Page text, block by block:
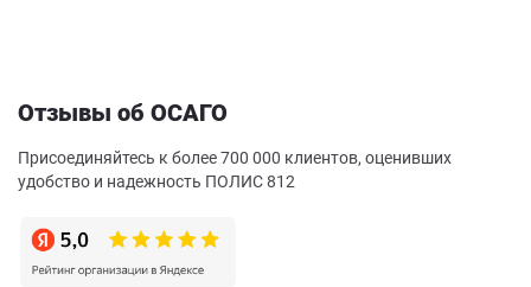
Отзывы об ОСАГО
Присоединяйтесь к более 700 000 клиентов, оценивших
удобство и надежность ПОЛИС 812